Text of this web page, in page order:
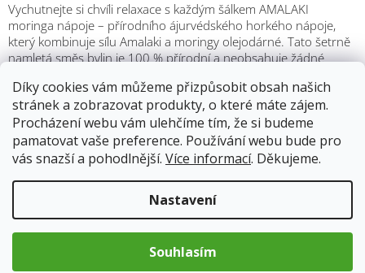
Díky cookies vám můžeme přizpůsobit obsah našich
stránek a zobrazovat produkty, o které máte zájem.
Procházení webu vám ulehčíme tím, že si budeme
pamatovat vaše preference. Používání webu bude pro
vás snazší a pohodlnější. Více informací. Děkujeme.
Nastavení
Souhlasím
Vychutnejte si chvíli relaxace s každým šálkem AMALAKI
moringa nápoje – přírodního ájurvédského horkého nápoje,
který kombinuje sílu Amalaki a moringy olejodárné. Tato šetrně
namletá směs bylin je 100 % přírodní a neobsahuje žádné
Jednoduše rozmíchejte lžičku prášku ve vodě, přidejte med či
citron podle chuti a dopřejte si teplý nápoj plný přírodních
výživných složek.
Ájurvéda zná Amalaki a moringu jako „superfoods“, které v sobě
nesou množství vitaminů a minerálů – ve své čisté formě tak
tvoří lahodný nápoj, který se hodí do vašeho každodenního
rituálu. Tento nápoj je stvořen pro všechny, kdo chtějí objevovat
nové příchutě inspirované tradičními recepturami a zároveň si
užívat kvalitní šálek teplého nápoje bez kompromisů.